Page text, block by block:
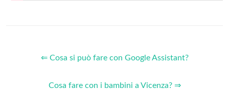
⇐ Cosa si può fare con Google Assistant?
Cosa fare con i bambini a Vicenza? ⇒